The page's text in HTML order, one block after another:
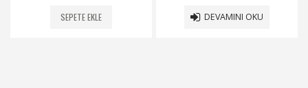
SEPETE EKLE DEVAMINI OKU